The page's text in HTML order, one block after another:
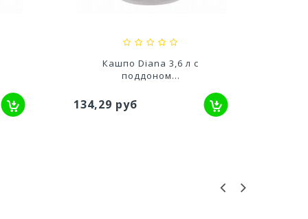
627,20 руб
Кашпо Diana 3,6 л с
поддоном...
134,29 руб